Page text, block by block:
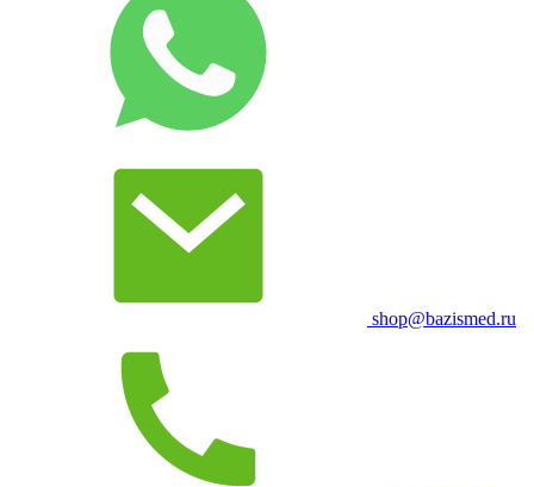
shop@bazismed.ru